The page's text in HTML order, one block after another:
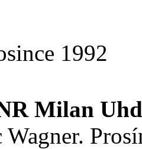
1992
Milan
Wagner.